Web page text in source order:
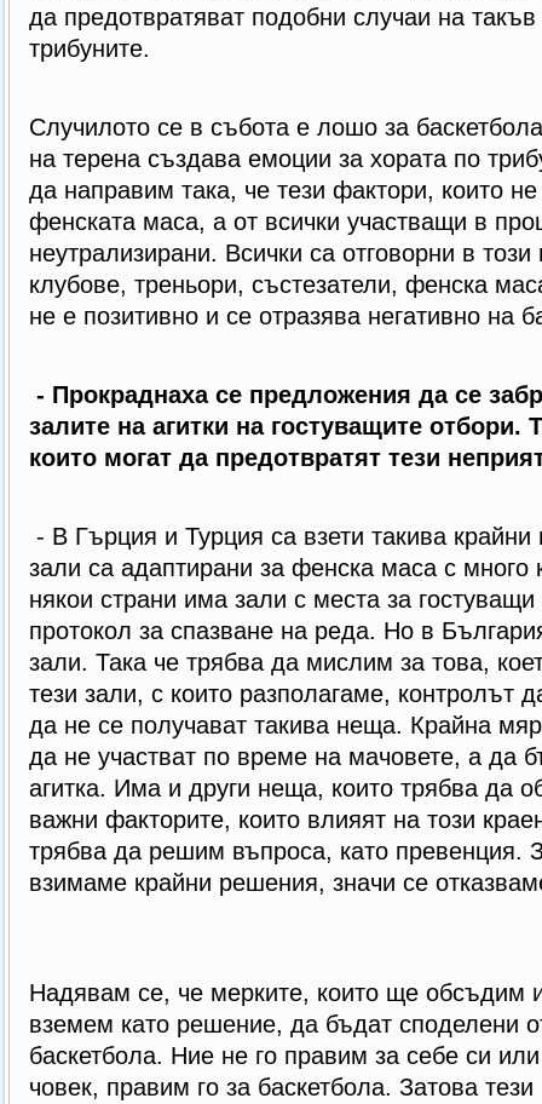
да предотвратяват подобни случаи на
трибуните.
Случилото се в събота е лошо за
на терена създава емоции за хората по
да направим така, че тези фактори, които
фенската маса, а от всички участващи в
неутрализирани. Всички са отговорни в
клубове, треньори, състезатели, фенска
не е позитивно и се отразява негативно на
- Прокраднаха се предложения да се
залите на агитки на гостуващите отбори.
които могат да предотвратят тези
- В Гърция и Турция са взети такива
зали са адаптирани за фенска маса с много
някои страни има зали с места за гостуващи
протокол за спазване на реда. Но в
зали. Така че трябва да мислим за това,
тези зали, с които разполагаме, контролът
да не се получават такива неща. Крайна
да не участват по време на мачовете, а да
агитка. Има и други неща, които трябва да
важни факторите, които влияят на този
трябва да решим въпроса, като превенция.
взимаме крайни решения, значи се
Надявам се, че мерките, които ще обсъдим
вземем като решение, да бъдат споделени
баскетбола. Ние не го правим за себе си
човек, правим го за баскетбола. Затова